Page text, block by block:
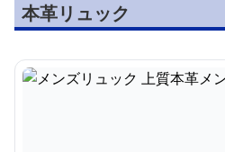
本革リュック